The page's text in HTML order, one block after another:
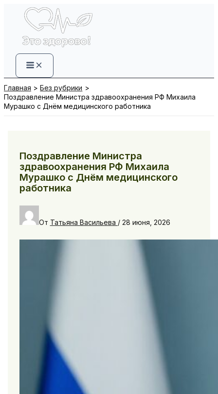
Перейти
содержимому
Главная
Без рубрики
Поздравление Министра здравоохранения РФ Михаила
Мурашко с Днём медицинского работника
Поздравление Министра
здравоохранения РФ Михаила
Мурашко с Днём медицинского
работника
От Татьяна Васильева / 28 июня, 2026